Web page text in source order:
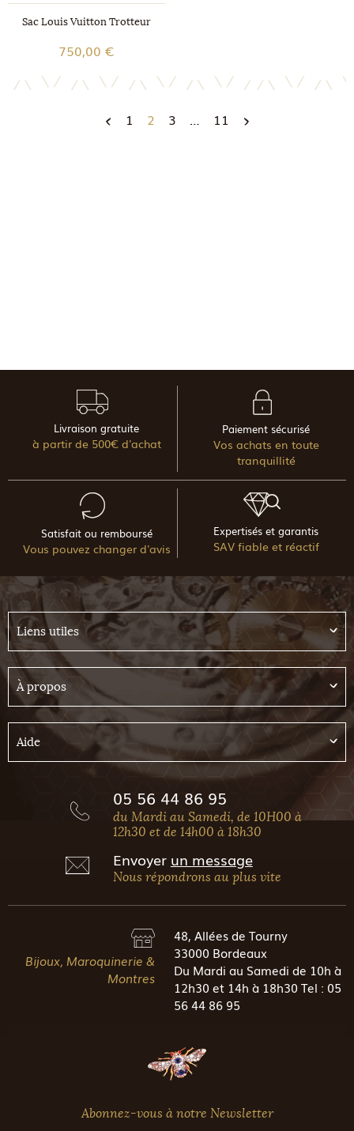
Sac Louis Vuitton Trotteur
750,00 €
1 2 3 … 11
Livraison gratuite
à partir de 500€ d'achat
Paiement sécurisé
Vos achats en toute
tranquillité
Satisfait ou remboursé
Vous pouvez changer d'avis
Expertisés et garantis
SAV fiable et réactif
Liens utiles
À propos
Aide
05 56 44 86 95
du Mardi au Samedi, de 10H00 à
12h30 et de 14h00 à 18h30
Envoyer un message
Nous répondrons au plus vite
Bijoux, Maroquinerie &
Montres
48, Allées de Tourny
33000 Bordeaux
Du Mardi au Samedi de 10h à
12h30 et 14h à 18h30 Tel : 05
56 44 86 95
Abonnez-vous à notre Newsletter